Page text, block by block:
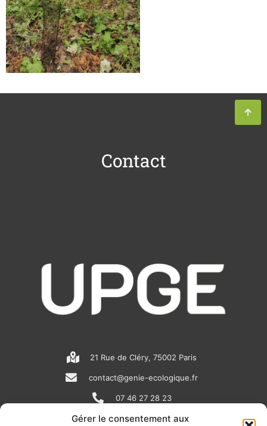
Gérer le consentement aux
Contact
21 Rue de Cléry, 75002 Paris
contact@genie-ecologique.fr
07 46 27 28 23